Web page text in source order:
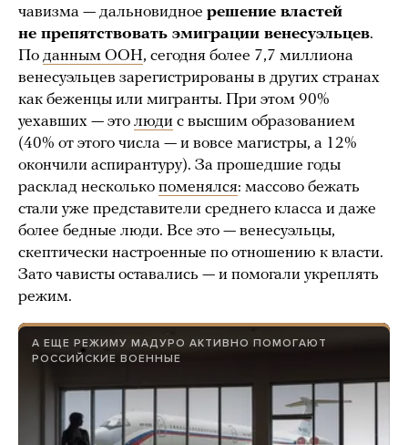
чавизма — дальновидное решение властей
не препятствовать эмиграции венесуэльцев.
По данным ООН, сегодня более 7,7 миллиона
венесуэльцев зарегистрированы в других странах
как беженцы или мигранты. При этом 90%
уехавших — это люди с высшим образованием
(40% от этого числа — и вовсе магистры, а 12%
окончили аспирантуру). За прошедшие годы
расклад несколько поменялся: массово бежать
стали уже представители среднего класса и даже
более бедные люди. Все это — венесуэльцы,
скептически настроенные по отношению к власти.
Зато чависты оставались — и помогали укреплять
режим.
А ЕЩЕ РЕЖИМУ МАДУРО АКТИВНО ПОМОГАЮТ
РОССИЙСКИЕ ВОЕННЫЕ